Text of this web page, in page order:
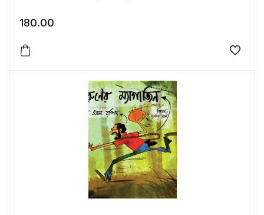
180.00
Add